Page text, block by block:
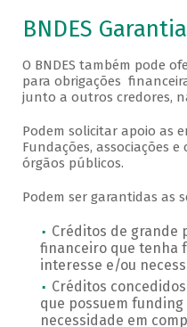
BNDES Garantia
O BNDES também pode
para obrigações
junto a outros credores,
Podem solicitar apoio as
Fundações, associações
órgãos públicos.
Podem ser garantidas as
Créditos de grande
financeiro que tenha
interesse e/ou
Créditos
que possuem
necessidade em